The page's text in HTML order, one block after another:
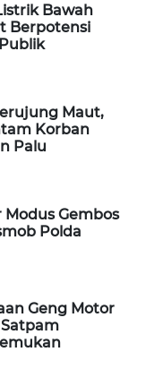
Bawah
Berpotensi
Maut,
Korban
Palu
Modus Gembos
Polda
Geng Motor